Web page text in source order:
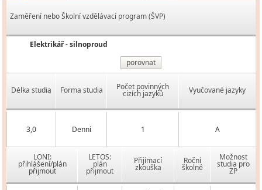
Zaměření nebo Školní vzdělávací program (ŠVP)
Elektrikář - silnoproud
porovnat
Délka studia Forma studia Počet povinných
cizích jazyků Vyučované jazyky
3,0 Denní 1 A
LONI:
přihlášení/plán
přijmout
LETOS:
plán
přijmout
Přijímací
zkouška
Roční
školné
Možnost
studia pro
ZP